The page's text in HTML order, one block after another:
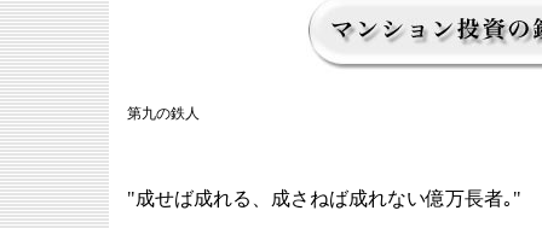
第九の鉄人
"成せば成れる、成さねば成れない億万長者｡"